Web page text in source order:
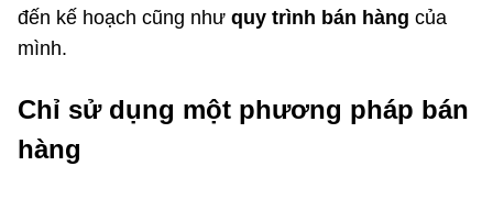
đến kế hoạch cũng như quy trình bán hàng của
mình.
Chỉ sử dụng một phương pháp bán
hàng